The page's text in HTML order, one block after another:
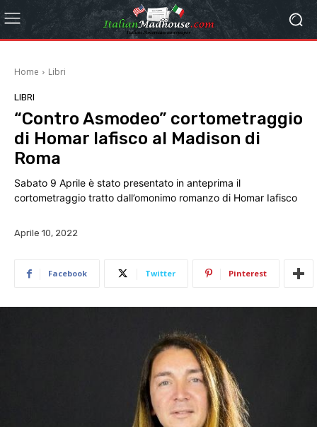
Home Libri
LIBRI
“Contro Asmodeo” cortometraggio
di Homar Iafisco al Madison di
Roma
Sabato 9 Aprile è stato presentato in anteprima il
cortometraggio tratto dall’omonimo romanzo di Homar Iafisco
Aprile 10, 2022
Facebook Twitter Pinterest